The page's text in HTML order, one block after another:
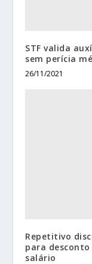
STF valida
sem perícia
26/11/2021
Repetitivo
para
salário